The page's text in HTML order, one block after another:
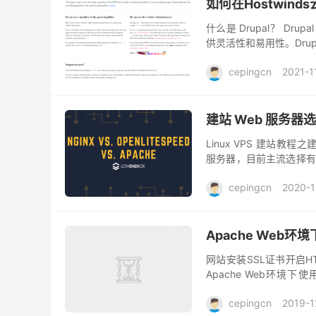
如何在Hostwinds
什么是 Drupal？
供灵活性和易用性。
cepingcn
2021-
建站 Web 服务器
Linux VPS 建站教程之
服务器，目前主流选择
cepingcn
2020-
Apache Web环境
网站安装SSL证书开启
Apache Web环境下使
cepingcn
2019-